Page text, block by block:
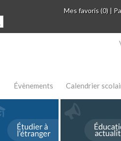
Mes favoris (0) |
Évènements Calendrier